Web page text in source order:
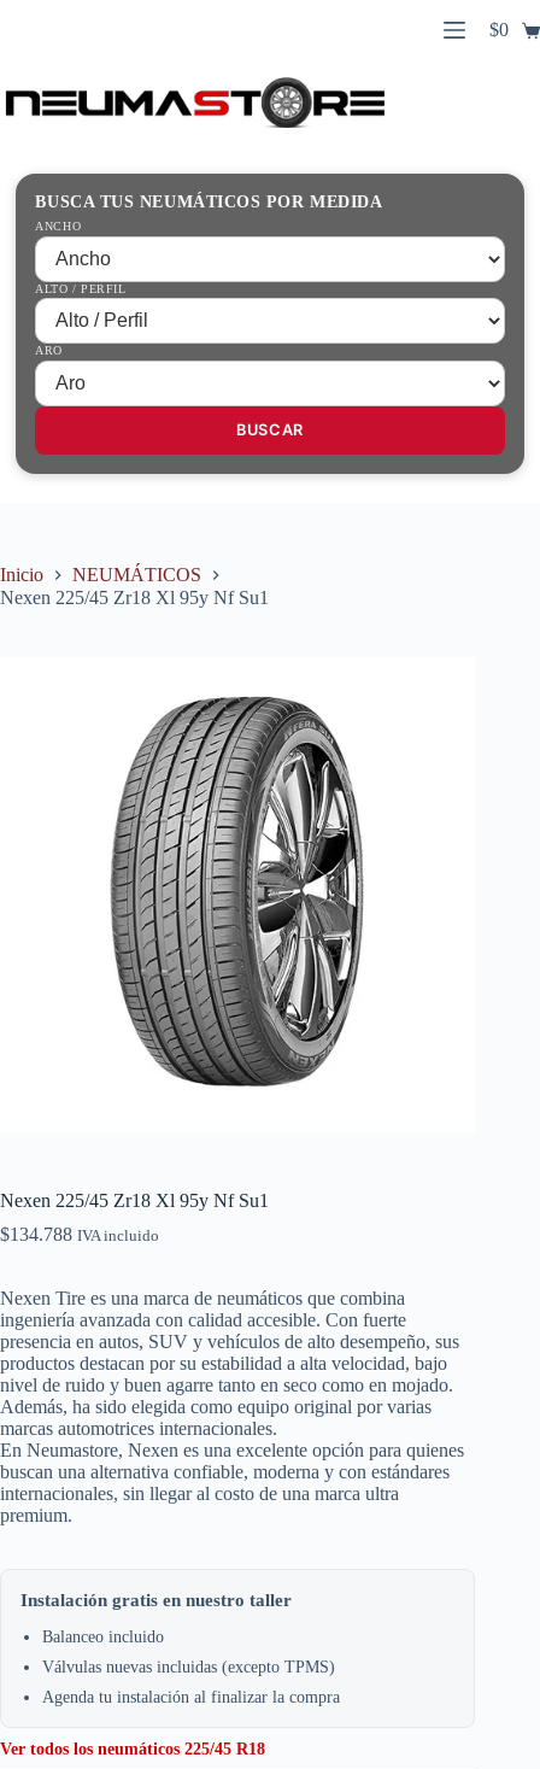
productosInicio
Guías Prácticas
Tienda
Carro
$0
BUSCA TUS NEUMÁTICOS POR MEDIDA
ANCHO
ALTO / PERFIL
ARO
BUSCAR
Inicio
NEUMÁTICOS
Nexen 225/45 Zr18 Xl 95y Nf Su1
Nexen 225/45 Zr18 Xl 95y Nf Su1
$134.788 IVA incluido
Nexen Tire es una marca de neumáticos que combina
ingeniería avanzada con calidad accesible. Con fuerte
presencia en autos, SUV y vehículos de alto desempeño, sus
productos destacan por su estabilidad a alta velocidad, bajo
nivel de ruido y buen agarre tanto en seco como en mojado.
Además, ha sido elegida como equipo original por varias
marcas automotrices internacionales.
En Neumastore, Nexen es una excelente opción para quienes
buscan una alternativa confiable, moderna y con estándares
internacionales, sin llegar al costo de una marca ultra
premium.
Instalación gratis en nuestro taller
Balanceo incluido
Válvulas nuevas incluidas (excepto TPMS)
Agenda tu instalación al finalizar la compra
Ver todos los neumáticos 225/45 R18